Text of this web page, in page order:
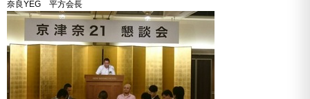
奈良YEG 平方会長